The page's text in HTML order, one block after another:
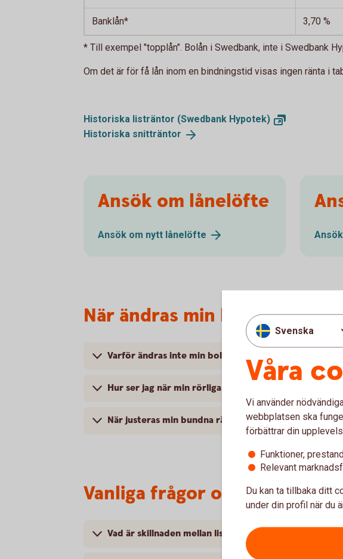
Banklån* 3,70 %
* Till exempel "topplån". Bolån i Swedbank, inte i Swedbank
Om det är för få lån inom en bindningstid visas ingen ränta i
Historiska listräntor (Swedbank Hypotek)
Historiska snitträntor
Ansök om lånelöfte
Ansök om nytt lånelöfte
När ändras min bolåneränta?
Varför ändras inte min bolåneränta direkt när
Hur ser jag när min rörliga ränta ändras nästa gång?
När justeras min bundna ränta?
Vanliga frågor om
Vad är skillnaden mellan listränta och snittränta?
Svenska
Våra
Vi använder
webbplatsen ska
förbättrar din
Funktioner,
Relevant
Du kan ta tillbaka ditt
under din profil när du